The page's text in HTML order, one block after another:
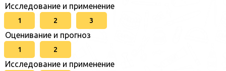
Исследование и применение
1 2 3
Оценивание и прогноз
1 2
Исследование и применение